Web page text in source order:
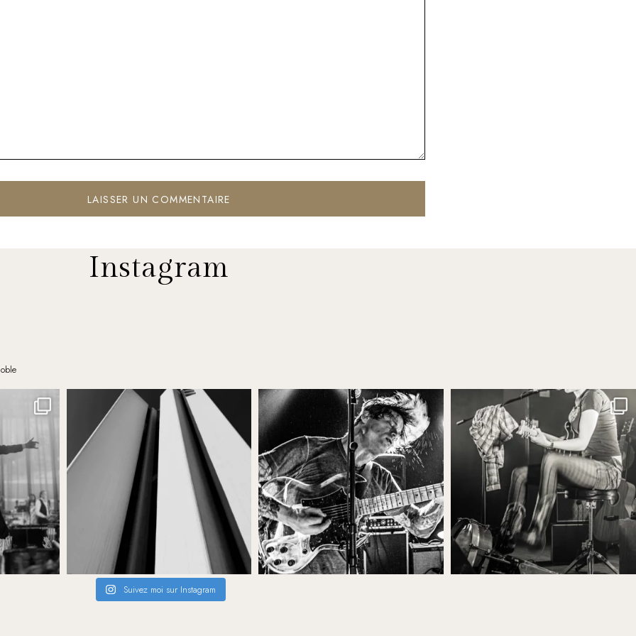
Instagram
Suivez moi sur Instagram